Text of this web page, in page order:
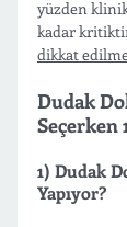
yüzden
kadar
dikkat
Dudak
1) Dudak
Yapıyor?